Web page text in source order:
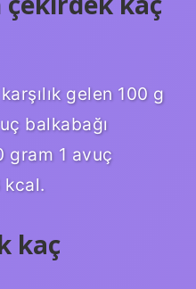
gelen 100 g
balkabağı
gram 1 avuç
kcal.
kaç